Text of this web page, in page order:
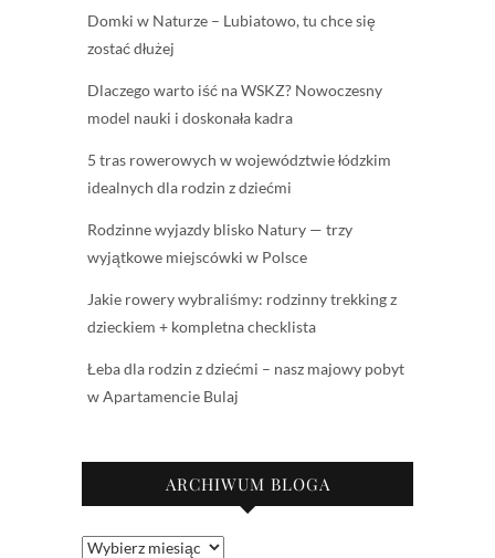
Domki w Naturze – Lubiatowo, tu chce się
zostać dłużej
Dlaczego warto iść na WSKZ? Nowoczesny
model nauki i doskonała kadra
5 tras rowerowych w województwie łódzkim
idealnych dla rodzin z dziećmi
Rodzinne wyjazdy blisko Natury — trzy
wyjątkowe miejscówki w Polsce
Jakie rowery wybraliśmy: rodzinny trekking z
dzieckiem + kompletna checklista
Łeba dla rodzin z dziećmi – nasz majowy pobyt
w Apartamencie Bulaj
ARCHIWUM BLOGA
Archiwum